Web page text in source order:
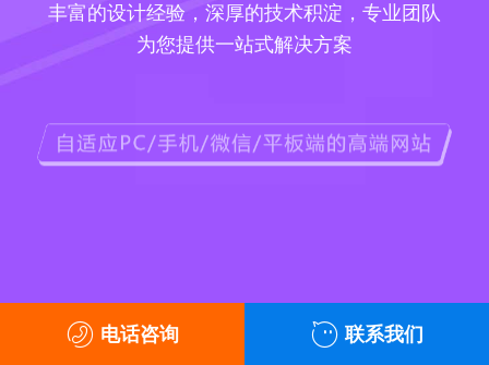
丰富的设计经验，深厚的技术积淀，专业团队
为您提供一站式解决方案
电话咨询 联系我们